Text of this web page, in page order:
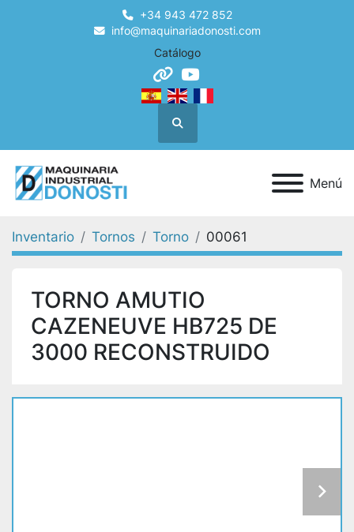
+34 943 472 852
info@maquinariadonosti.com
Catálogo
otheryoutube
Buscar
Menú
Inventario Tornos Torno 00061
TORNO AMUTIO
CAZENEUVE HB725 DE
3000 RECONSTRUIDO